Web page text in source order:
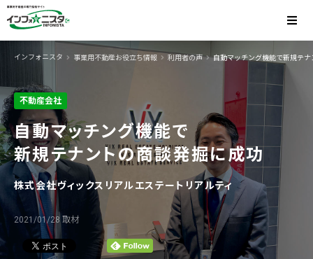
インフォニスタ 事業用不動産お役立ち情報 利用者の声 自動マッチング機能で新規テ
不動産会社
自動マッチング機能で
新規テナントの商談発掘に成功
株式会社ヴィックスリアルエステートリアルティ
2021/01/28 取材